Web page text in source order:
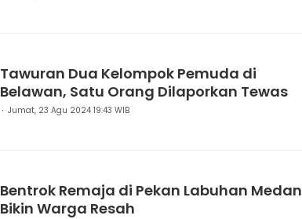
Tawuran Dua Kelompok Pemuda di
Belawan, Satu Orang Dilaporkan Tewas
Jumat, 23 Agu 2024 19:43 WIB
Bentrok Remaja di Pekan Labuhan Medan
Bikin Warga Resah